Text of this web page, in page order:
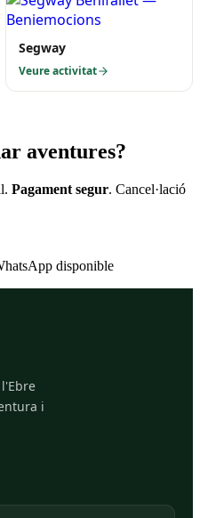
Segway
Veure activitat
aventures?
Pagament segur. Cancel·lació
disponible
i